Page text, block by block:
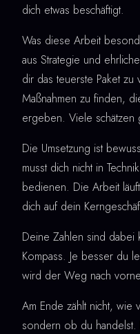
dich etwas beschäftigt.
Was diese Arbeit
aus Strategie und
dir das teuerste Paket
Maßnahmen zu finden,
ergeben. Viele schätzen
Die Umsetzung ist
musst dich nicht in
bedienen. Die Arbeit
dich auf dein
Deine Zahlen sind
Kompass. Je besser du
wird der Weg nach
Am Ende zählt nicht, wie
sondern ob du